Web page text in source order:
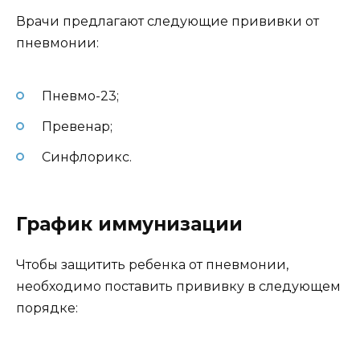
Врачи предлагают следующие прививки от
пневмонии:
Пневмо-23;
Превенар;
Синфлорикс.
График иммунизации
Чтобы защитить ребенка от пневмонии,
необходимо поставить прививку в следующем
порядке: